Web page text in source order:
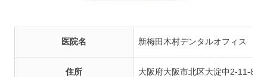
医院名 新梅田木村デンタルオフィス
住所 大阪府大阪市北区大淀中2-11-8